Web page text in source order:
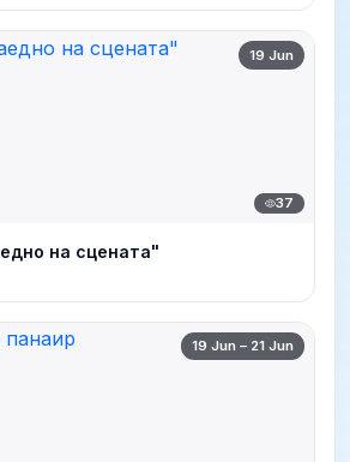
19 Jun
37
на сцената"
19 Jun – 21 Jun